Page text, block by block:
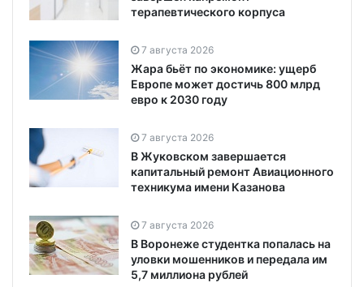
терапевтического корпуса
7 августа 2026
Жара бьёт по экономике: ущерб
Европе может достичь 800 млрд
евро к 2030 году
7 августа 2026
В Жуковском завершается
капитальный ремонт Авиационного
техникума имени Казанова
7 августа 2026
В Воронеже студентка попалась на
уловки мошенников и передала им
5,7 миллиона рублей